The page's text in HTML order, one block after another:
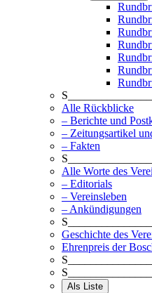
Alle Rückblicke
– Berichte und
– Zeitungsartikel
– Fakten
Alle Worte des
– Editorials
– Vereinsleben
– Ankündigungen
Geschichte des
Ehrenpreis der
Als Liste